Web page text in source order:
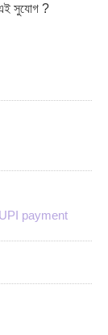
এই সুযোগ ?
UPI payment